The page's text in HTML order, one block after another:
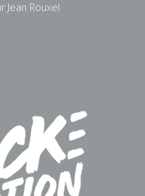
Jean Rouxel